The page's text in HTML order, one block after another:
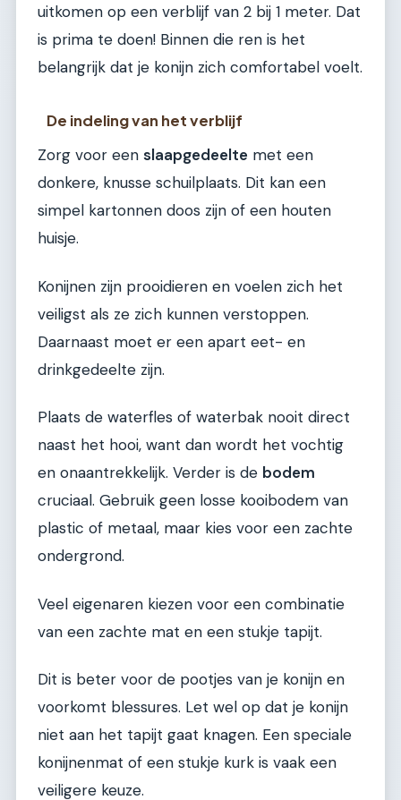
uitkomen op een verblijf van 2 bij 1 meter. Dat
is prima te doen! Binnen die ren is het
belangrijk dat je konijn zich comfortabel voelt.
De indeling van het verblijf
Zorg voor een slaapgedeelte met een
donkere, knusse schuilplaats. Dit kan een
simpel kartonnen doos zijn of een houten
huisje.
Konijnen zijn prooidieren en voelen zich het
veiligst als ze zich kunnen verstoppen.
Daarnaast moet er een apart eet- en
drinkgedeelte zijn.
Plaats de waterfles of waterbak nooit direct
naast het hooi, want dan wordt het vochtig
en onaantrekkelijk. Verder is de bodem
cruciaal. Gebruik geen losse kooibodem van
plastic of metaal, maar kies voor een zachte
ondergrond.
Veel eigenaren kiezen voor een combinatie
van een zachte mat en een stukje tapijt.
Dit is beter voor de pootjes van je konijn en
voorkomt blessures. Let wel op dat je konijn
niet aan het tapijt gaat knagen. Een speciale
konijnenmat of een stukje kurk is vaak een
veiligere keuze.